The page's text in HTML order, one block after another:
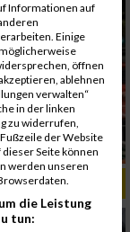
Informationen auf
Einige
öffnen
ablehnen
verwalten“
in der linken
zu widerrufen,
der Website
dieser Seite können
werden unseren
die Leistung
tun: